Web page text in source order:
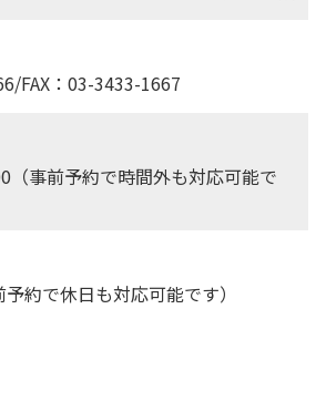
FAX：03-3433-1667
（事前予約で時間外も対応可能で
約で休日も対応可能です）